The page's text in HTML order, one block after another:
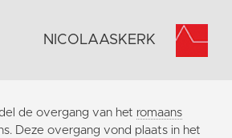
NICOLAASKERK
de overgang van het romaans
Deze overgang vond plaats in het